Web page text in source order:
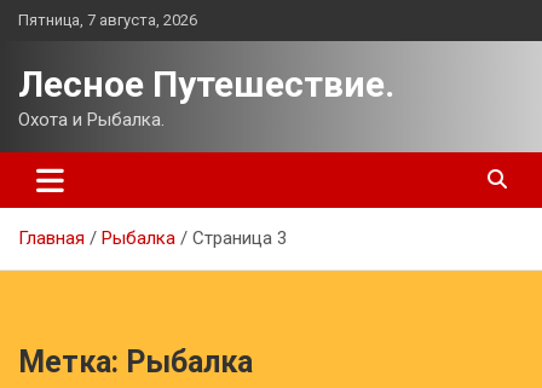
Перейти
Пятница, 7 августа, 2026
Лесное Путешествие.
Охота и Рыбалка.
Главная Рыбалка Страница 3
Метка: Рыбалка